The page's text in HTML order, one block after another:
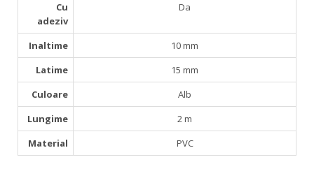
­ Cu
adeziv
Da
­ Inaltime
10 mm
­ Latime
15 mm
Culoare
Alb
Lungime
2 m
Material
PVC